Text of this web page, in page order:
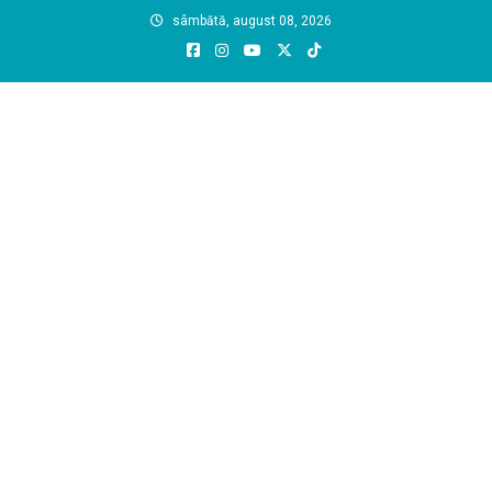
sâmbătă, august 08, 2026